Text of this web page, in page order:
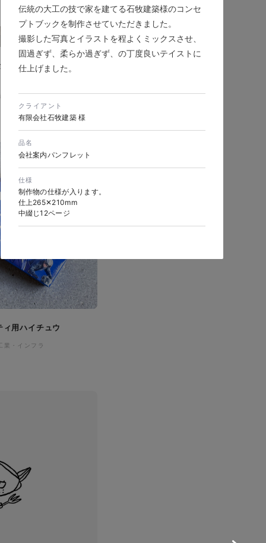
ートサイトリニュー
造業・工業・インフラ
ブWebデザイン
用ハイチュウ
業・インフラ
伝統の大工の技で家を建てる石牧建築様のコンセ
プトブックを制作させていただきました。
撮影した写真とイラストを程よくミックスさせ、
固過ぎず、柔らか過ぎず、の丁度良いテイストに
仕上げました。
クライアント
有限会社石牧建築 様
品名
会社案内パンフレット
仕様
制作物の仕様が入ります。
仕上265✕210mm
中綴じ12ページ